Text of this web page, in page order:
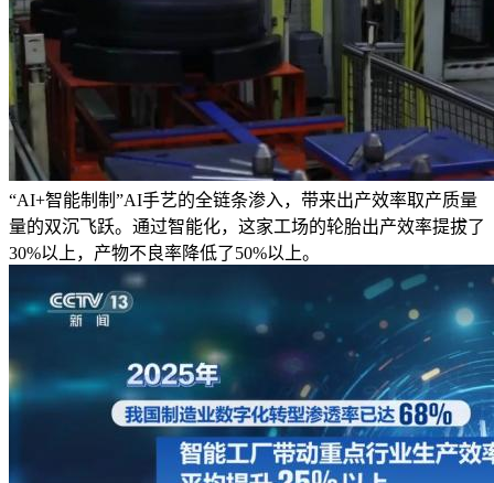
“AI+智能制制”AI手艺的全链条渗入，带来出产效率取产质量
量的双沉飞跃。通过智能化，这家工场的轮胎出产效率提拔了
30%以上，产物不良率降低了50%以上。